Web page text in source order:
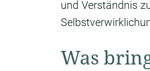
und Verständnis
Was